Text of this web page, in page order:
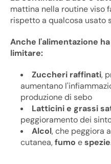
mattina nella routine viso
rispetto a qualcosa usato
Anche l'alimentazione
limitare:
Zuccheri raffinati,
aumentano
produzione di sebo
Latticini e grassi
peggioramento dei
Alcol, che peggiora
cutanea,fumo espezie